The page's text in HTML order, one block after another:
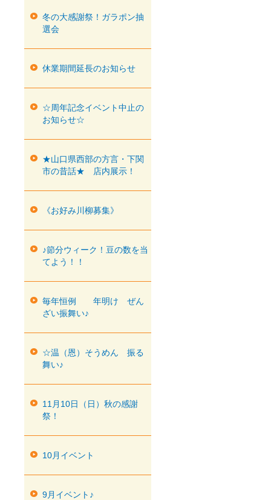
冬の大感謝祭！ガラポン抽
選会
休業期間延長のお知らせ
☆周年記念イベント中止の
お知らせ☆
★山口県西部の方言・下関
市の昔話★ 店内展示！
《お好み川柳募集》
♪節分ウィーク！豆の数を当
てよう！！
毎年恒例 年明け ぜん
ざい振舞い♪
☆温（恩）そうめん 振る
舞い♪
11月10日（日）秋の感謝
祭！
10月イベント
9月イベント♪